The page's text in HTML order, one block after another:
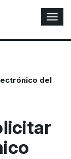
A
l
t
del